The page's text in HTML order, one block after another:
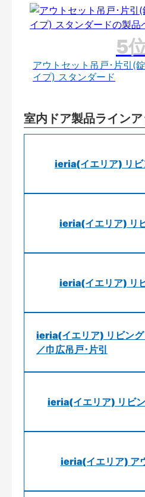
アウトセット吊戸･片引(
イプ) スタンダード
室内ドア製品ライン
ieria(イエリア) リビ
ieria(イエリア) リ
ieria(イエリア) リ
ieria(イエリア) リビング
／巾広吊戸･片引
ieria(イエリア) リビ
ieria(イエリア) ア